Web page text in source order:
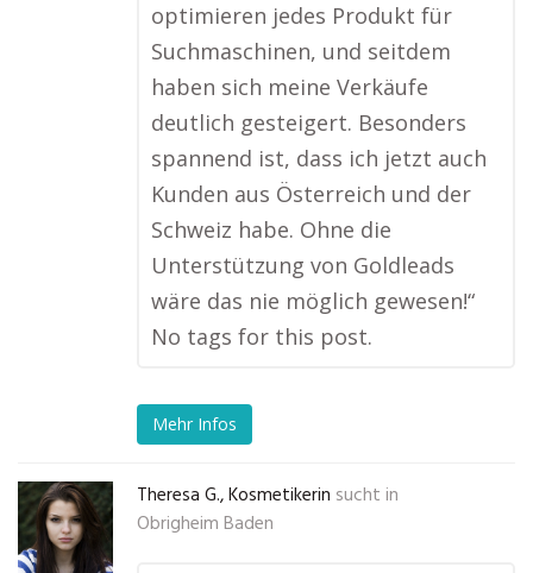
optimieren jedes Produkt für
Suchmaschinen, und seitdem
haben sich meine Verkäufe
deutlich gesteigert. Besonders
spannend ist, dass ich jetzt auch
Kunden aus Österreich und der
Schweiz habe. Ohne die
Unterstützung von Goldleads
wäre das nie möglich gewesen!“
No tags for this post.
Mehr Infos
Theresa G., Kosmetikerin sucht in
Obrigheim Baden